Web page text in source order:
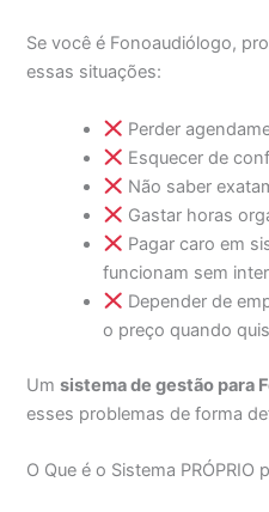
Se você é Fonoaudiólogo,
essas situações:
Perder
Esquecer de
Não saber
Gastar horas
Pagar caro em
funcionam sem
Depender de
o preço quando
Umsistema de gestão para
esses problemas de forma
O Que é o Sistema PRÓPRIO